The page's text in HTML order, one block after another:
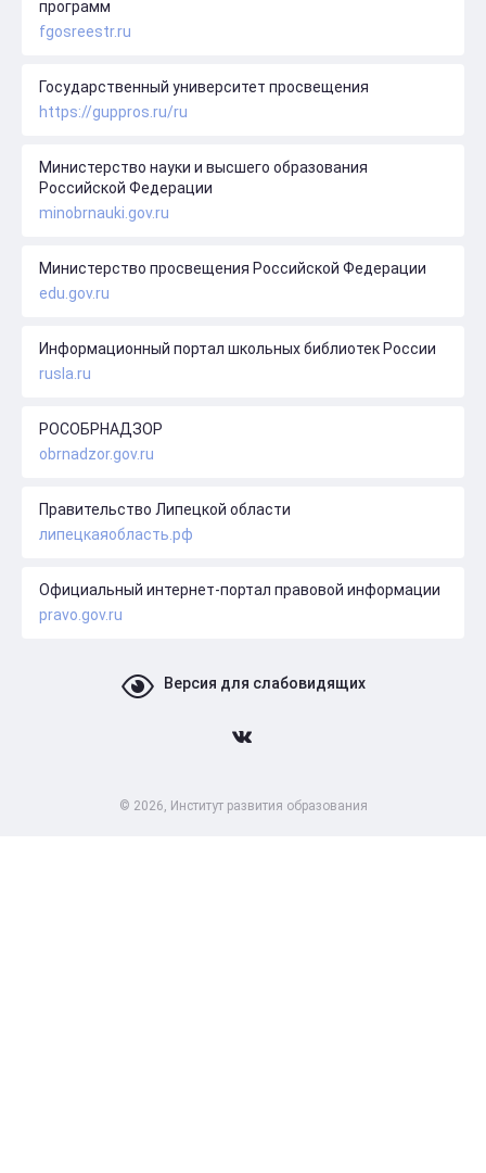
программ
fgosreestr.ru
Государственный университет просвещения
https://guppros.ru/ru
Министерство науки и высшего образования
Российской Федерации
minobrnauki.gov.ru
Министерство просвещения Российской Федерации
edu.gov.ru
Информационный портал школьных библиотек России
rusla.ru
РОСОБРНАДЗОР
obrnadzor.gov.ru
Правительство Липецкой области
липецкаяобласть.рф
Официальный интернет-портал правовой информации
pravo.gov.ru
Версия для слабовидящих
© 2026, Институт развития образования